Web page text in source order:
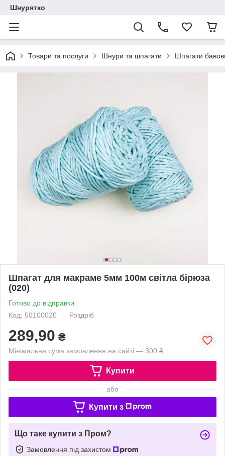
Шнурятко
Товари та послуги Шнури та шпагати Шпагати
Шпагат для макраме 5мм 100м світла бірюза
(020)
Готово до відправки
Код: 50100020
Роздріб
289,90 ₴
Мінімальна сума замовлення на сайті — 300 ₴
Купити
або
Купити з
Що таке купити з Пром?
Замовлення під захистом